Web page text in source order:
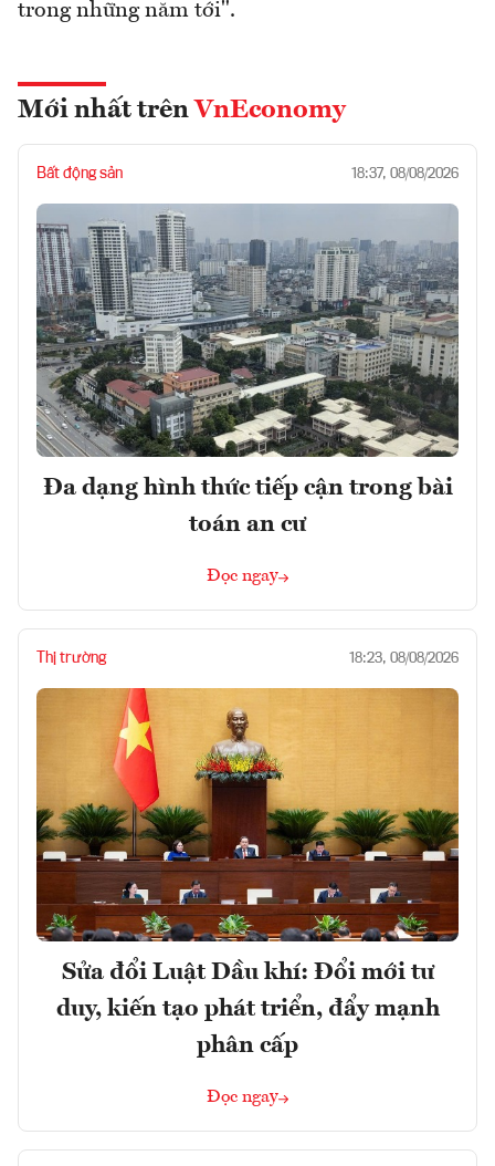
trong những năm tới".
Mới nhất trên VnEconomy
Bất động sản 18:37, 08/08/2026
Đa dạng hình thức tiếp cận trong bài
toán an cư
Đọc ngay
Thị trường 18:23, 08/08/2026
Sửa đổi Luật Dầu khí: Đổi mới tư
duy, kiến tạo phát triển, đẩy mạnh
phân cấp
Đọc ngay